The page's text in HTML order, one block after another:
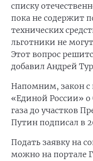
списку
пока не содержит
технических
льготники не
Этот вопрос
добавил Андрей
Напомним, закон
«Единой России»
газа до участков
Путин подписал в
Подать заявку на
можно на портале